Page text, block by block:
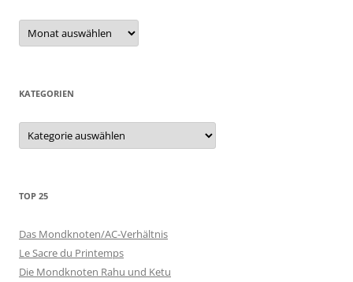
Archiv
KATEGORIEN
Kategorien
TOP 25
Das Mondknoten/AC-Verhältnis
Le Sacre du Printemps
Die Mondknoten Rahu und Ketu